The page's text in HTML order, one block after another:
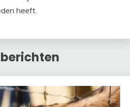
heeft.